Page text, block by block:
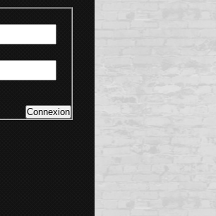
Connexion